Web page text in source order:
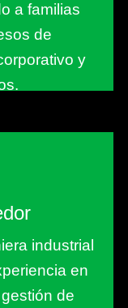
a familias
de
y
industrial
en
de